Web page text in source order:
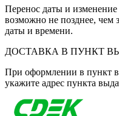
Перенос даты и изменение
возможно не позднее, чем
даты и времени.
ДОСТАВКА В ПУНКТ
При оформлении в пункт
укажите адрес пункта